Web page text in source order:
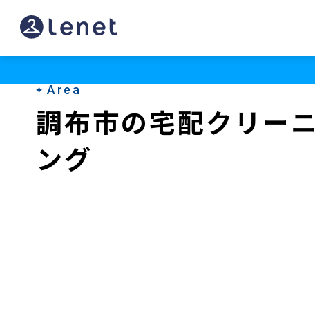
調
布
Area
調布市の宅配クリーニ
ング